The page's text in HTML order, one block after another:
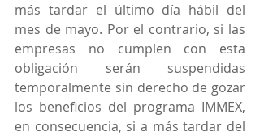
más tardar el último día hábil del
mes de mayo. Por el contrario, si las
empresas no cumplen con esta
obligación serán suspendidas
temporalmente sin derecho de gozar
los beneficios del programa IMMEX,
en consecuencia, si a más tardar del